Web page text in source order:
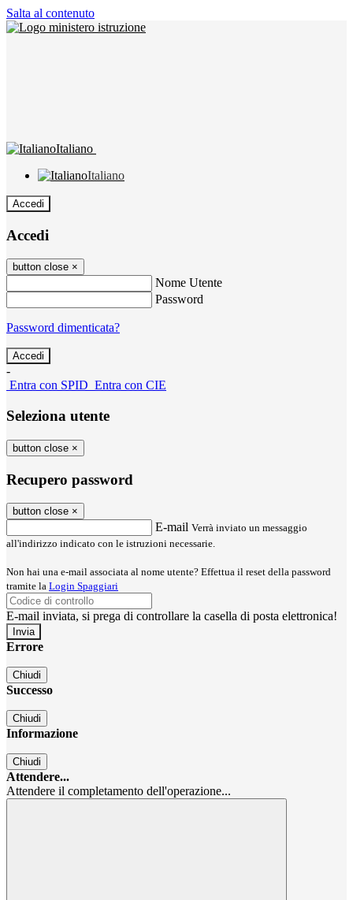
Salta al contenuto
Italiano
Italiano
Accedi
Accedi
button close ×
Nome Utente
Password
Password dimenticata?
-
Entra con SPID Entra con CIE
Seleziona utente
button close ×
Recupero password
button close ×
E-mail Verrà inviato un messaggio
all'indirizzo indicato con le istruzioni necessarie.
Non hai una e-mail associata al nome utente? Effettua il reset della password
tramite la Login Spaggiari
E-mail inviata, si prega di controllare la casella di posta elettronica!
Errore
Chiudi
Successo
Chiudi
Informazione
Chiudi
Attendere...
Attendere il completamento dell'operazione...